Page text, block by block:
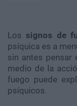
Los signos de
psíquica es a
sin antes pensar
medio de la
fuego puede
psíquicos.